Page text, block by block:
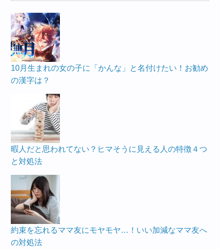
10月生まれの女の子に「かんな」と名付けたい！お勧め
の漢字は？
暇人だと思われてない？ヒマそうに見える人の特徴４つ
と対処法
約束を忘れるママ友にモヤモヤ…！いい加減なママ友へ
の対処法